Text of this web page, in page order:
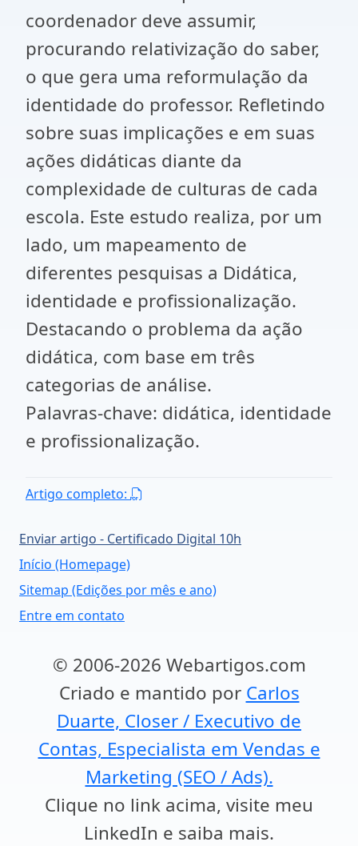
coordenador deve assumir,
procurando relativização do saber,
o que gera uma reformulação da
identidade do professor. Refletindo
sobre suas implicações e em suas
ações didáticas diante da
complexidade de culturas de cada
escola. Este estudo realiza, por um
lado, um mapeamento de
diferentes pesquisas a Didática,
identidade e profissionalização.
Destacando o problema da ação
didática, com base em três
categorias de análise.
Palavras-chave: didática, identidade
e profissionalização.
Artigo completo:
Enviar artigo - Certificado Digital 10h
Início (Homepage)
Sitemap (Edições por mês e ano)
Entre em contato
© 2006-2026 Webartigos.com
Criado e mantido por Carlos
Duarte, Closer / Executivo de
Contas, Especialista em Vendas e
Marketing (SEO / Ads).
Clique no link acima, visite meu
LinkedIn e saiba mais.